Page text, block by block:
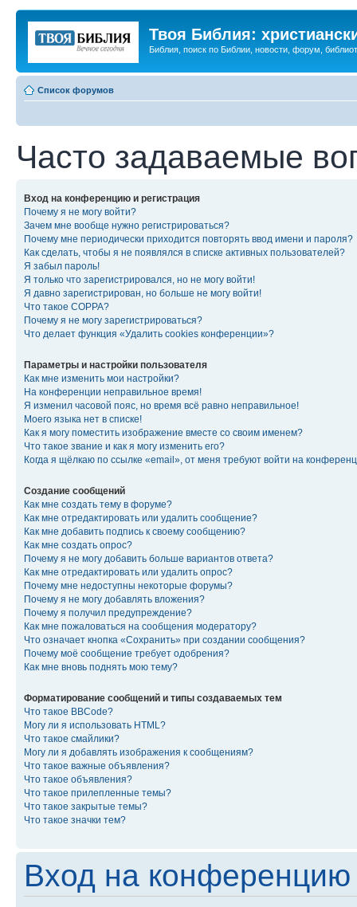
Твоя Библия:
Библия, поиск по Библии, новости, форум,
Список форумов
Часто задаваемые
Вход на конференцию и регистрация
Почему я не могу войти?
Зачем мне вообще нужно регистрироваться?
Почему мне периодически приходится повторять ввод имени и пароля?
Как сделать, чтобы я не появлялся в списке активных пользователей?
Я забыл пароль!
Я только что зарегистрировался, но не могу войти!
Я давно зарегистрирован, но больше не могу войти!
Что такое COPPA?
Почему я не могу зарегистрироваться?
Что делает функция «Удалить cookies конференции»?
Параметры и настройки пользователя
Как мне изменить мои настройки?
На конференции неправильное время!
Я изменил часовой пояс, но время всё равно неправильное!
Моего языка нет в списке!
Как я могу поместить изображение вместе со своим именем?
Что такое звание и как я могу изменить его?
Когда я щёлкаю по ссылке «email», от меня требуют войти на
Создание сообщений
Как мне создать тему в форуме?
Как мне отредактировать или удалить сообщение?
Как мне добавить подпись к своему сообщению?
Как мне создать опрос?
Почему я не могу добавить больше вариантов ответа?
Как мне отредактировать или удалить опрос?
Почему мне недоступны некоторые форумы?
Почему я не могу добавлять вложения?
Почему я получил предупреждение?
Как мне пожаловаться на сообщения модератору?
Что означает кнопка «Сохранить» при создании сообщения?
Почему моё сообщение требует одобрения?
Как мне вновь поднять мою тему?
Форматирование сообщений и типы создаваемых тем
Что такое BBCode?
Могу ли я использовать HTML?
Что такое смайлики?
Могу ли я добавлять изображения к сообщениям?
Что такое важные объявления?
Что такое объявления?
Что такое прилепленные темы?
Что такое закрытые темы?
Что такое значки тем?
Вход на конференцию